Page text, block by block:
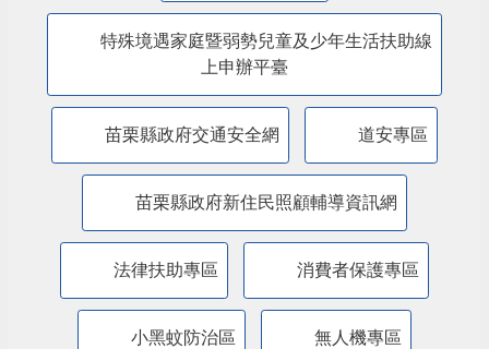
特殊境遇家庭暨弱勢兒童及少年生活扶助線
上申辦平臺
苗栗縣政府交通安全網 道安專區
苗栗縣政府新住民照顧輔導資訊網
法律扶助專區 消費者保護專區
小黑蚊防治區 無人機專區